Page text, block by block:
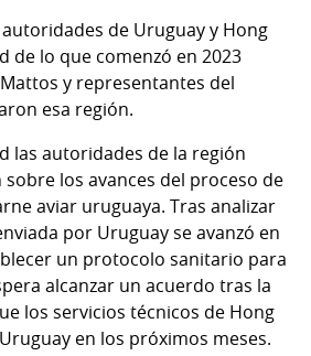
de Uruguay y Hong
de lo que comenzó en 2023
y representantes del
esa región.
las autoridades de la región
los avances del proceso de
aviar uruguaya. Tras analizar
por Uruguay se avanzó en
un protocolo sanitario para
alcanzar un acuerdo tras la
los servicios técnicos de Hong
en los próximos meses.